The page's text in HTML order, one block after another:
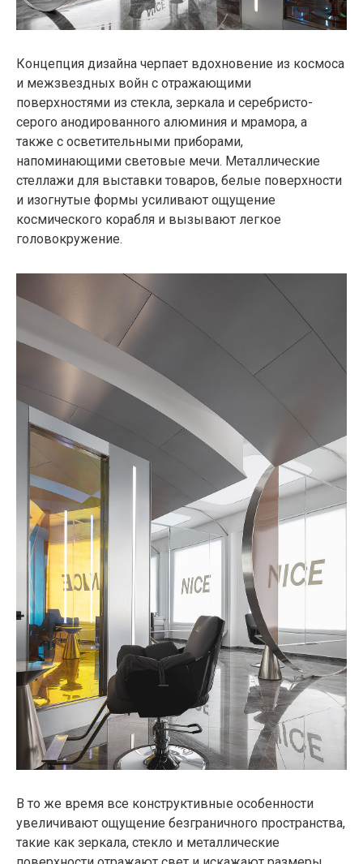
Концепция дизайна черпает вдохновение из космоса
и межзвездных войн с отражающими
поверхностями из стекла, зеркала и серебристо-
серого анодированного алюминия и мрамора, а
также с осветительными приборами,
напоминающими световые мечи. Металлические
стеллажи для выставки товаров, белые поверхности
и изогнутые формы усиливают ощущение
космического корабля и вызывают легкое
головокружение.
В то же время все конструктивные особенности
увеличивают ощущение безграничного пространства,
такие как зеркала, стекло и металлические